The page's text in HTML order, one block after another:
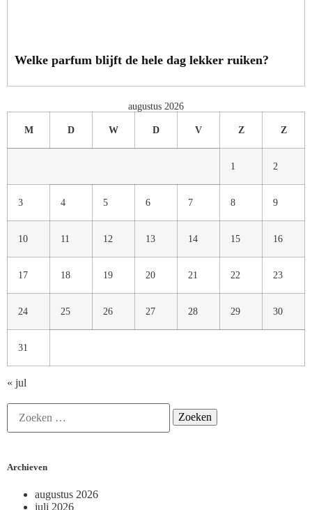
Welke parfum blijft de hele dag lekker ruiken?
augustus 2026
M D W D V Z Z
1 2
3 4 5 6 7 8 9
10 11 12 13 14 15 16
17 18 19 20 21 22 23
24 25 26 27 28 29 30
31
« jul
Archieven
augustus 2026
juli 2026